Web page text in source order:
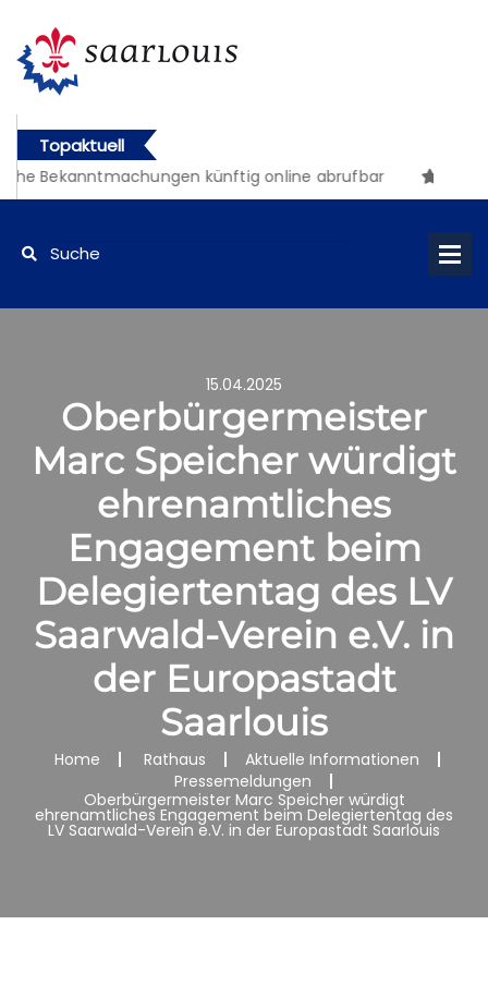
Topaktuell
Bekanntmachungen künftig online abrufbar
15.04.2025
Oberbürgermeister
Marc Speicher würdigt
ehrenamtliches
Engagement beim
Delegiertentag des LV
Saarwald-Verein e.V. in
der Europastadt
Saarlouis
Home Rathaus
Aktuelle Informationen
Pressemeldungen
Oberbürgermeister Marc Speicher würdigt
ehrenamtliches Engagement beim Delegiertentag des
LV Saarwald-Verein e.V. in der Europastadt Saarlouis